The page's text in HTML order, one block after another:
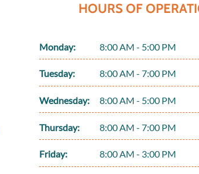
HOURS OF
Monday: 8:00 AM - 5:00 PM
Tuesday: 8:00 AM - 7:00 PM
Wednesday: 8:00 AM - 5:00 PM
Thursday: 8:00 AM - 7:00 PM
Friday: 8:00 AM - 3:00 PM